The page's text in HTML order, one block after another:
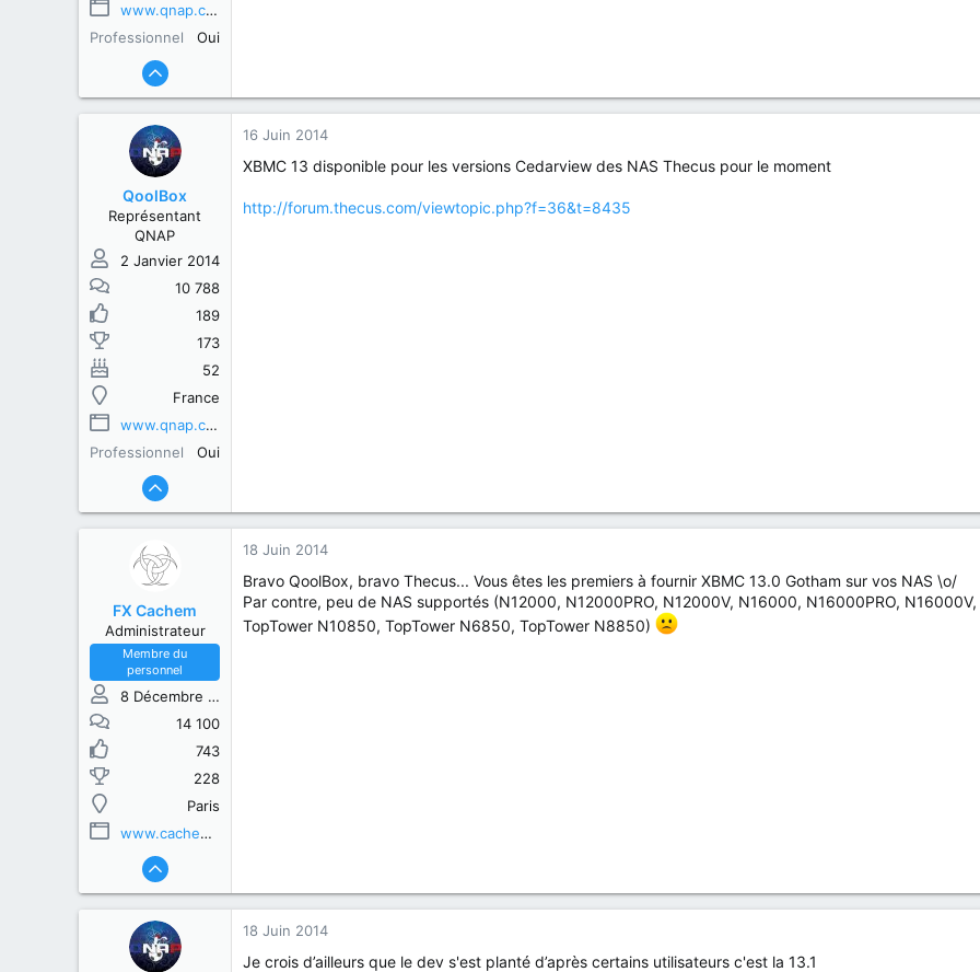
www.qnap.com
Professionnel
Oui
QoolBox
Représentant
QNAP
2 Janvier 2014
10 788
189
173
52
France
www.qnap.com
Professionnel
Oui
16 Juin 2014
XBMC 13 disponible pour les versions Cedarview des NAS Thecus pour le moment
http://forum.thecus.com/viewtopic.php?f=36&t=8435
FX Cachem
Administrateur
Membre du
personnel
8 Décembre 2013
14 100
743
228
Paris
www.cachem.fr
18 Juin 2014
Bravo QoolBox, bravo Thecus... Vous êtes les premiers à fournir XBMC 13.0 Gotham sur vos NAS \o/
Par contre, peu de NAS supportés (N12000, N12000PRO, N12000V, N16000, N16000PRO,
TopTower N10850, TopTower N6850, TopTower N8850)
18 Juin 2014
Je crois d’ailleurs que le dev s'est planté d’après certains utilisateurs c'est la 13.1